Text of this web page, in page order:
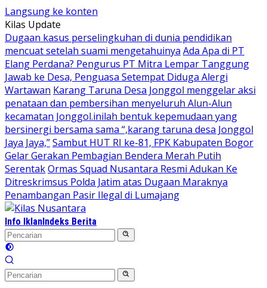
Langsung ke konten
Kilas Update
Dugaan kasus perselingkuhan di dunia pendidikan
mencuat setelah suami mengetahuinya Ada Apa di PT
Elang Perdana? Pengurus PT Mitra Lempar Tanggung
Jawab ke Desa, Penguasa Setempat Diduga Alergi
Wartawan Karang Taruna Desa Jonggol menggelar aksi
penataan dan pembersihan menyeluruh Alun-Alun
kecamatan Jonggol.inilah bentuk kepemudaan yang
bersinergi bersama sama “,karang taruna desa Jonggol
Jaya Jaya,”Sambut HUT RI ke-81, FPK Kabupaten Bogor
Gelar Gerakan Pembagian Bendera Merah Putih
SerentakOrmas Squad Nusantara Resmi Adukan Ke
Ditreskrimsus Polda Jatim atas Dugaan Maraknya
Penambangan Pasir Ilegal di Lumajang
Info IklanIndeks Berita